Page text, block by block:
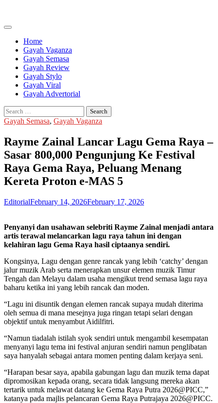
content
Home
Gayah Vaganza
Gayah Semasa
Gayah Review
Gayah Stylo
Gayah Viral
Gayah Advertorial
Search
for:
Gayah Semasa, Gayah Vaganza
Rayme Zainal Lancar Lagu Gema Raya –
Sasar 800,000 Pengunjung Ke Festival
Raya Gema Raya, Peluang Menang
Kereta Proton e-MAS 5
EditorialFebruary 14, 2026February 17, 2026
Penyanyi dan usahawan selebriti Rayme Zainal menjadi antara
artis terawal melancarkan lagu raya tahun ini dengan
kelahiran lagu Gema Raya hasil ciptaanya sendiri.
Kongsinya, Lagu dengan genre rancak yang lebih ‘catchy’ dengan
jalur muzik Arab serta menerapkan unsur elemen muzik Timur
Tengah dan Melayu dalam usaha mengikut trend semasa lagu raya
baharu ketika ini yang lebih rancak dan moden.
“Lagu ini disuntik dengan elemen rancak supaya mudah diterima
oleh semua di mana mesejnya juga ringan tetapi selari dengan
objektif untuk menyambut Aidilfitri.
“Namun tiadalah istilah syok sendiri untuk mengambil kesempatan
menyanyi lagu tema ini festival anjuran sendiri namun penglibatan
saya hanyalah sebagai antara momen penting dalam kerjaya seni.
“Harapan besar saya, apabila gabungan lagu dan muzik tema dapat
dipromosikan kepada orang, secara tidak langsung mereka akan
tertarik untuk melawat datang ke Gema Raya Putra 2026@PICC,”
katanya pada majlis pelancaran Gema Raya Putrajaya 2026@PICC.